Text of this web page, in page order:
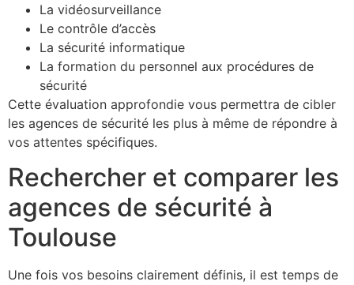
La vidéosurveillance
Le contrôle d’accès
La sécurité informatique
La formation du personnel aux procédures de
sécurité
Cette évaluation approfondie vous permettra de cibler
les agences de sécurité les plus à même de répondre à
vos attentes spécifiques.
Rechercher et comparer les
agences de sécurité à
Toulouse
Une fois vos besoins clairement définis, il est temps de